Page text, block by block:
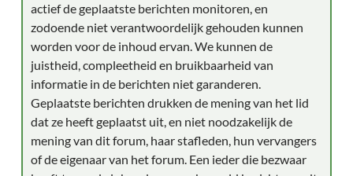
actief de geplaatste berichten monitoren, en
zodoende niet verantwoordelijk gehouden kunnen
worden voor de inhoud ervan. We kunnen de
juistheid, compleetheid en bruikbaarheid van
informatie in de berichten niet garanderen.
Geplaatste berichten drukken de mening van het lid
dat ze heeft geplaatst uit, en niet noodzakelijk de
mening van dit forum, haar stafleden, hun vervangers
of de eigenaar van het forum. Een ieder die bezwaar